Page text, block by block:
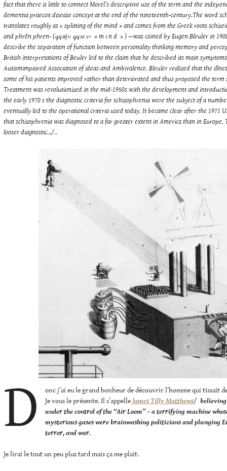
fact that there is little to connect Morel’s descriptive use of the term and the
dementia praecox disease concept at the end of the nineteenth-century.The word
translates roughly as « splitting of the mind » and comes from the Greek roots
and phrēn phren- (φρήν φρεν- » m i n d » ) —was coined by Eugen Bleuler in
describe the separation of function between personality thinking memory and
British interpretations of Beuler led to the claim that he described its main
Autismimpaired Association of ideas and Ambivalence. Bleuler realized that the
some of his patients improved rather than deteriorated and thus proposed the term
Treatment was revolutionized in the mid-1950s with the development and
the early 1970 s the diagnostic criteria for schizophrenia were the subject of a
eventually led to the operational criteria used today. It became clear after the 1971
that schizophrenia was diagnosed to a far greater extent in America than in Europe.
looser diagnostic…/..
D
onc j’ai eu le grand bonheur de découvrir l’homme qui tissait de
Je vous le présente. Il s’appelle James Tilly Matthews/
under the control of the “Air Loom” – a terrifying machine
mysterious gases were brainwashing politicians and plunging
terror, and war.
Je lirai le tout un peu plus tard mais ça me plait.